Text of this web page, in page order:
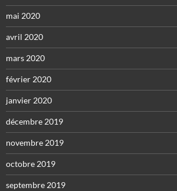
mai 2020
avril 2020
mars 2020
février 2020
janvier 2020
décembre 2019
novembre 2019
octobre 2019
septembre 2019